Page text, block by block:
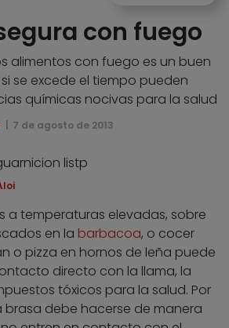
con fuego
alimentos con fuego es un buen
se excede el tiempo pueden
químicas nocivas para la salud
7 de agosto de 2013
a temperaturas elevadas, sobre
en la barbacoa, o cocer
o pizza en hornos de leña puede
directo con la llama, la
tóxicos para la salud. Por
debe hacerse de manera